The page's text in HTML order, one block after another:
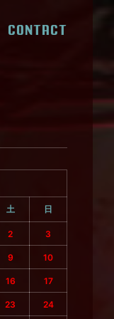
CONTACT
土 日
2 3
9 10
16 17
23 24